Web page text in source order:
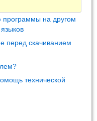
на другом
перед скачиванием
технической